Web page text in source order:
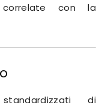
correlate con la
di